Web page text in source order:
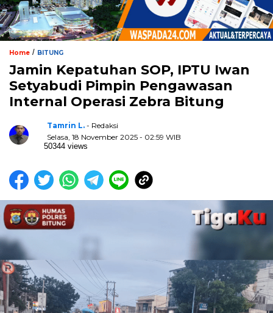
Home / BITUNG
Jamin Kepatuhan SOP, IPTU Iwan
Setyabudi Pimpin Pengawasan
Internal Operasi Zebra Bitung
Tamrin L. - Redaksi
Selasa, 18 November 2025 - 02:59 WIB
50344 views